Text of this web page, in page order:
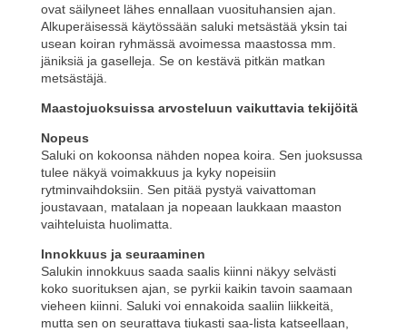
ovat säilyneet lähes ennallaan vuosituhansien ajan.
Alkuperäisessä käytössään saluki metsästää yksin tai
usean koiran ryhmässä avoimessa maastossa mm.
jäniksiä ja gaselleja. Se on kestävä pitkän matkan
metsästäjä.
Maastojuoksuissa arvosteluun vaikuttavia tekijöitä
Nopeus
Saluki on kokoonsa nähden nopea koira. Sen juoksussa
tulee näkyä voimakkuus ja kyky nopeisiin
rytminvaihdoksiin. Sen pitää pystyä vaivattoman
joustavaan, matalaan ja nopeaan laukkaan maaston
vaihteluista huolimatta.
Innokkuus ja seuraaminen
Salukin innokkuus saada saalis kiinni näkyy selvästi
koko suorituksen ajan, se pyrkii kaikin tavoin saamaan
vieheen kiinni. Saluki voi ennakoida saaliin liikkeitä,
mutta sen on seurattava tiukasti saa-lista katseellaan,